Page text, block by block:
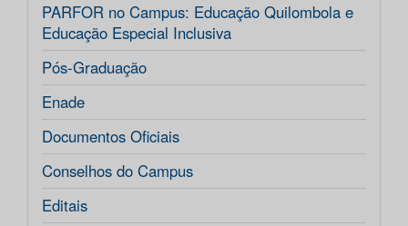
PARFOR no Campus: Educação Quilombola e
Educação Especial Inclusiva
Pós-Graduação
Enade
Documentos Oficiais
Conselhos do Campus
Editais